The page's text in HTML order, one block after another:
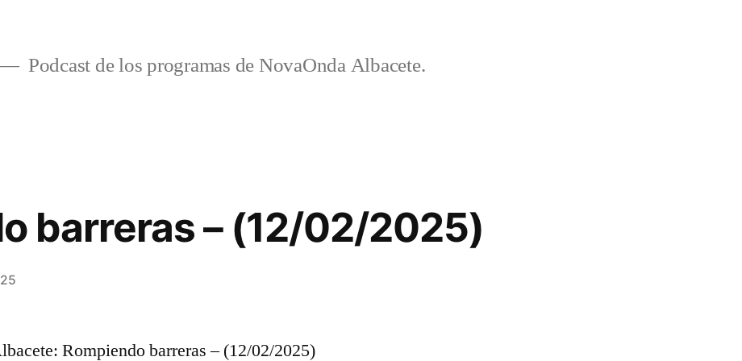
Podcast de los programas de NovaOnda Albacete.
barreras – (12/02/2025)
Rompiendo barreras – (12/02/2025)